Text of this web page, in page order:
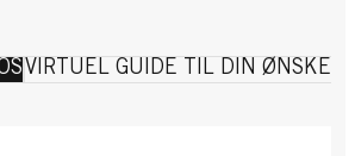
VIRTUEL GUIDE TIL DIN